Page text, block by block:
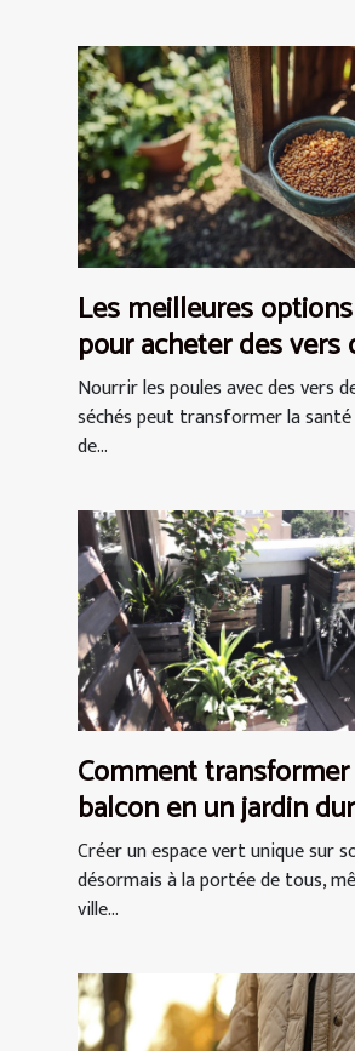
Les meilleures
pour acheter des vers
séchés pour les poules
Nourrir les poules avec des vers
séchés peut transformer la
de...
Comment
balcon en un jardin
chic
Créer un espace vert unique sur
désormais à la portée de tous,
ville...